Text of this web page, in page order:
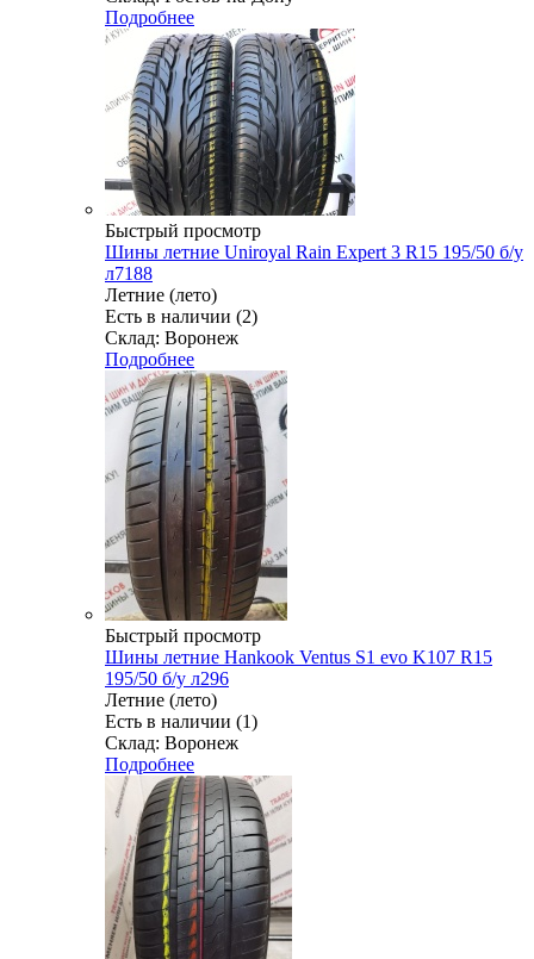
Подробнее
Быстрый просмотр
Шины летние Uniroyal Rain Expert 3 R15 195/50 б/у
л7188
Летние (лето)
Есть в наличии (2)
Склад: Воронеж
Подробнее
Быстрый просмотр
Шины летние Hankook Ventus S1 evo K107 R15
195/50 б/у л296
Летние (лето)
Есть в наличии (1)
Склад: Воронеж
Подробнее